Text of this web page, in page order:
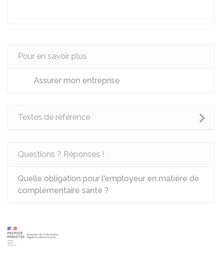
Pour en savoir plus
Assurer mon entreprise
Textes de référence
Questions ? Réponses !
Quelle obligation pour l'employeur en matière de
complémentaire santé ?